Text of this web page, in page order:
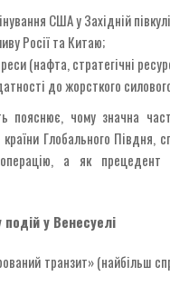
США у Західній
Росії та Китаю;
(нафта, стратегічні
до жорсткого
пояснює, чому значна
Глобального Півдня,
а як прецедент
у Венесуелі
транзит» (найбільш